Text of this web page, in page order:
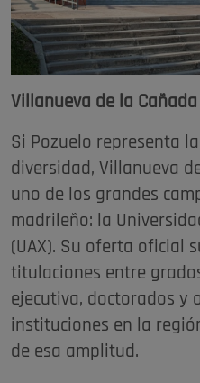
Villanueva de la Cañada
Si Pozuelo representa
diversidad, Villanueva
uno de los grandes
madrileño: la
(UAX). Su oferta oficial
titulaciones entre
ejecutiva, doctorados y
instituciones en la
de esa amplitud.